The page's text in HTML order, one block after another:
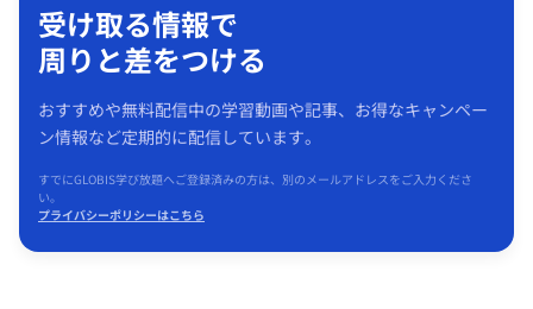
受け取る情報で
周りと差をつける
おすすめや無料配信中の学習動画や記事、お得なキャンペー
ン情報など定期的に配信しています。
すでにGLOBIS学び放題へご登録済みの方は、別のメールアドレスをご入力くださ
い。
プライバシーポリシーはこちら